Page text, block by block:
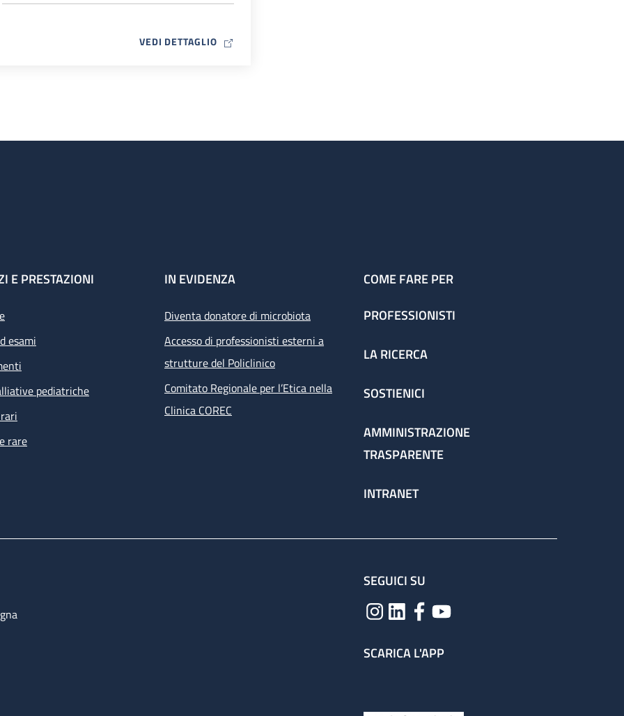
VEDI DETTAGLIOMAP ICON
E PRESTAZIONI
esami
pediatriche
rare
IN EVIDENZA
Diventa donatore di microbiota
Accesso di professionisti esterni a
strutture del Policlinico
Comitato Regionale per l’Etica nella
Clinica COREC
COME FARE PER
PROFESSIONISTI
LA RICERCA
SOSTIENICI
AMMINISTRAZIONE
TRASPARENTE
INTRANET
SEGUICI SU
SCARICA L'APP